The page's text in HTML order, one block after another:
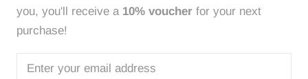
you, you'll receive a 10% voucher for your next
purchase!